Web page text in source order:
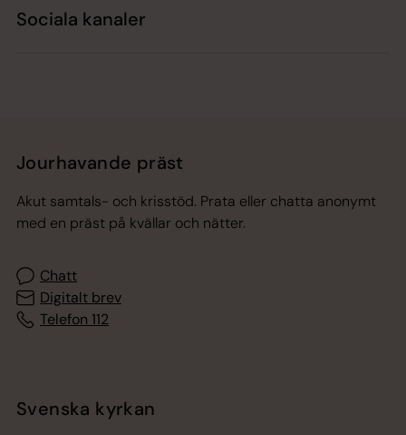
Sociala kanaler
Jourhavande präst
Akut samtals- och krisstöd. Prata eller chatta anonymt
med en präst på kvällar och nätter.
Chatt
Digitalt brev
Telefon 112
Svenska kyrkan